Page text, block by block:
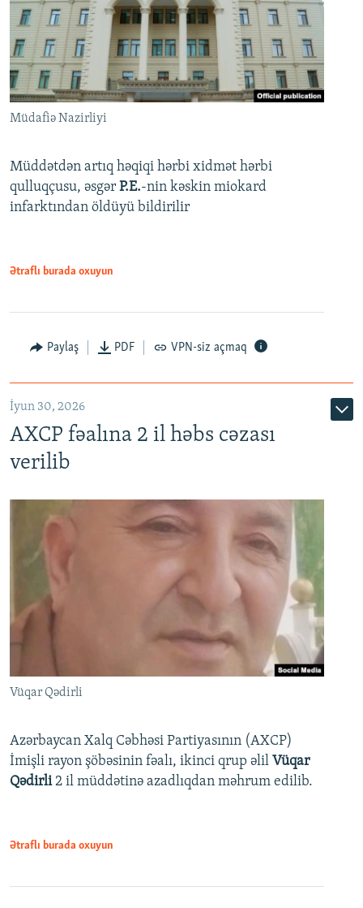
Müdafiə Nazirliyi
Müddətdən artıq həqiqi hərbi xidmət hərbi
qulluqçusu, əsgər P.E.-nin kəskin miokard
infarktından öldüyü bildirilir
Ətraflı burada oxuyun
Paylaş PDF VPN-siz açmaq
İyun 30, 2026
AXCP fəalına 2 il həbs cəzası
verilib
Vüqar Qədirli
Azərbaycan Xalq Cəbhəsi Partiyasının (AXCP)
İmişli rayon şöbəsinin fəalı, ikinci qrup əlil Vüqar
Qədirli2 il müddətinə azadlıqdan məhrum edilib.
Ətraflı burada oxuyun